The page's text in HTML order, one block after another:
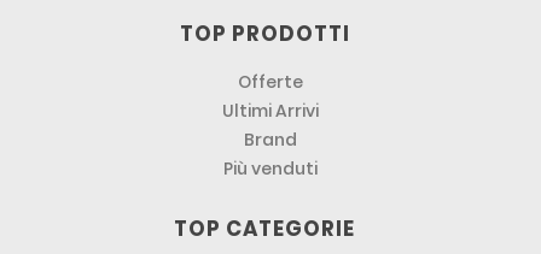
TOP PRODOTTI
Offerte
Ultimi Arrivi
Brand
Più venduti
TOP CATEGORIE